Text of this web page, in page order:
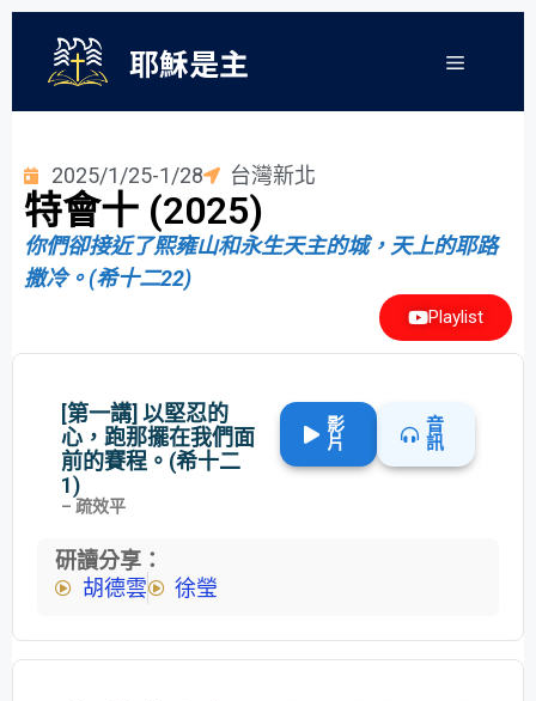
耶穌是主
2025/1/25-1/28 台灣新北
特會十 (2025)
你們卻接近了熙雍山和永生天主的城，天上的耶路
撒冷。(希十二22)
Playlist
[第一講] 以堅忍的
心，跑那擺在我們面
前的賽程。(希十二
1)
– 疏效平
影
片
音
訊
研讀分享：
胡德雲
徐瑩